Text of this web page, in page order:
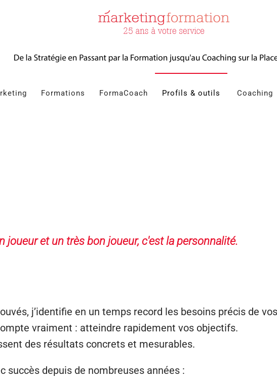
Formations FormaCoach Profils & outils Coaching
joueur et un très bon joueur, c'est la personnalité.
j’identifie en un temps record les besoins précis de
vraiment : atteindre rapidement vos objectifs.
des résultats concrets et mesurables.
succès depuis de nombreuses années :